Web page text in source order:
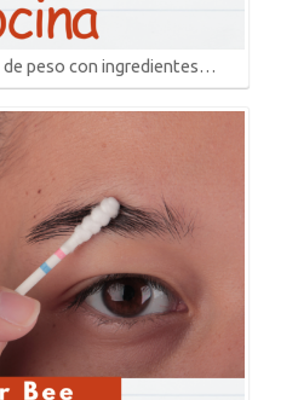
peso con ingredientes…